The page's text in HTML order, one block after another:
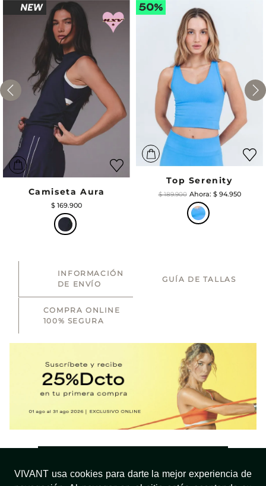
VIVANT usa cookies para darte la mejor experiencia de
Camiseta Aura
$ 169.900
Top Serenity
$ 189.900 $ 94.950
INFORMACIÓN
DE ENVÍO
GUÍA DE TALLAS
COMPRA ONLINE
100% SEGURA